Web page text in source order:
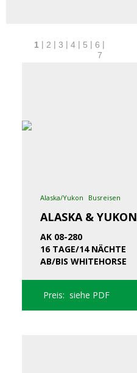
1 | 2 |3 |4 | 5 |6 |
7
Alaska/Yukon Busreisen
ALASKA &
AK 08-280
16 TAGE/14 NÄCHTE
AB/BIS WHITEHORSE
Preis: siehe PDF